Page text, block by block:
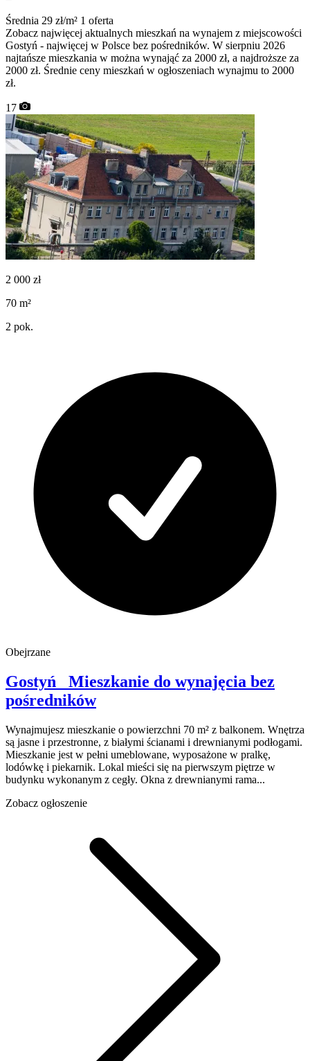
Średnia 29 zł/m² 1 oferta
Zobacz najwięcej aktualnych mieszkań na wynajem z miejscowości
Gostyń - najwięcej w Polsce bez pośredników. W sierpniu 2026
najtańsze mieszkania w można wynająć za 2000 zł, a najdroższe za
2000 zł. Średnie ceny mieszkań w ogłoszeniach wynajmu to 2000
zł.
17
2 000 zł
70 m²
2 pok.
Obejrzane
Gostyń Mieszkanie do wynajęcia bez
pośredników
Wynajmujesz mieszkanie o powierzchni 70 m² z balkonem. Wnętrza
są jasne i przestronne, z białymi ścianami i drewnianymi podłogami.
Mieszkanie jest w pełni umeblowane, wyposażone w pralkę,
lodówkę i piekarnik. Lokal mieści się na pierwszym piętrze w
budynku wykonanym z cegły. Okna z drewnianymi rama...
Zobacz ogłoszenie